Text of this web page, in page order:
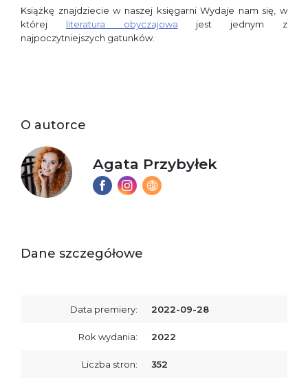
Książkę znajdziecie w naszej księgarni Wydaje nam się, w
której literatura obyczajowa jest jednym z
najpoczytniejszych gatunków.
O autorce
Agata Przybyłek
Dane szczegółowe
Data premiery: 2022-09-28
Rok wydania: 2022
Liczba stron: 352